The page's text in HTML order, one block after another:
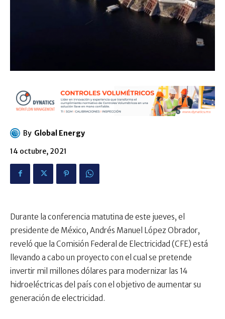
By Global Energy
14 octubre, 2021
Durante la conferencia matutina de este jueves, el
presidente de México, Andrés Manuel López Obrador,
reveló que la Comisión Federal de Electricidad (CFE) está
llevando a cabo un proyecto con el cual se pretende
invertir mil millones dólares para modernizar las 14
hidroeléctricas del país con el objetivo de aumentar su
generación de electricidad.